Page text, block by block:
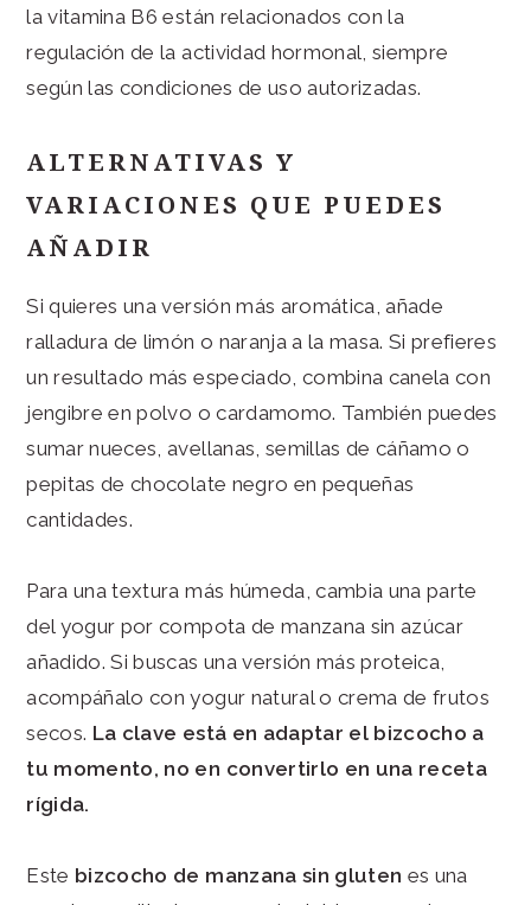
la vitamina B6 están relacionados con la
regulación de la actividad hormonal, siempre
según las condiciones de uso autorizadas.
ALTERNATIVAS Y
VARIACIONES QUE PUEDES
AÑADIR
Si quieres una versión más aromática, añade
ralladura de limón o naranja a la masa. Si prefieres
un resultado más especiado, combina canela con
jengibre en polvo o cardamomo. También puedes
sumar nueces, avellanas, semillas de cáñamo o
pepitas de chocolate negro en pequeñas
cantidades.
Para una textura más húmeda, cambia una parte
del yogur por compota de manzana sin azúcar
añadido. Si buscas una versión más proteica,
acompáñalo con yogur natural o crema de frutos
secos. La clave está en adaptar el bizcocho a
tu momento, no en convertirlo en una receta
rígida.
Este bizcocho de manzana sin gluten es una